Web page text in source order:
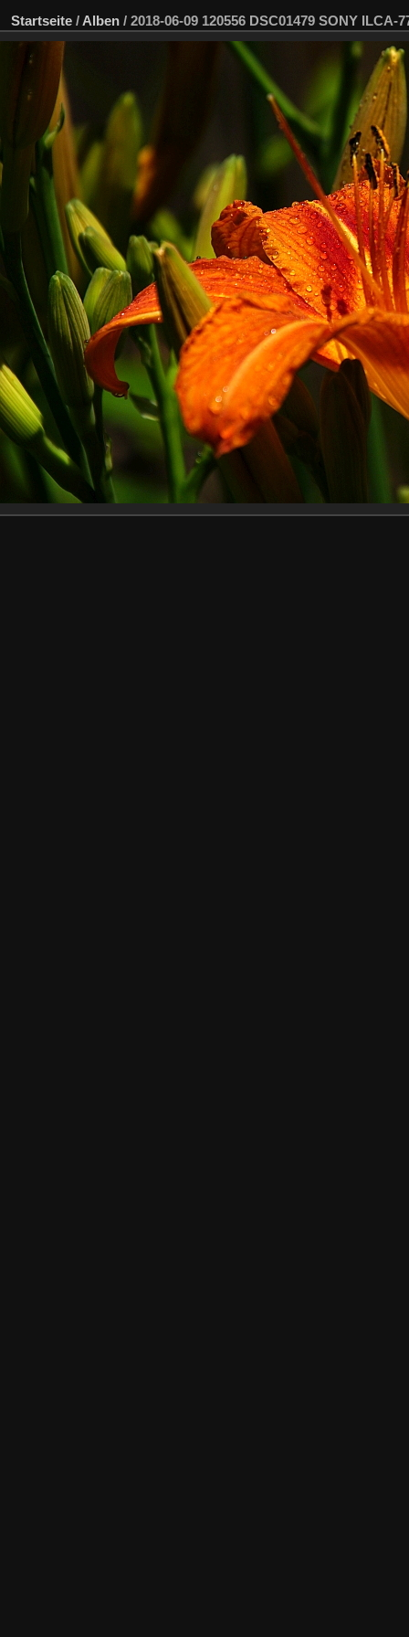
Startseite / Alben / 2018-06-09 120556 DSC01479 SONY ILCA-